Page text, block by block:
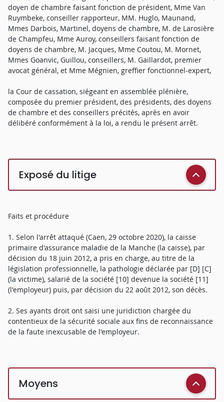
doyen de chambre faisant fonction de président, Mme Van
Ruymbeke, conseiller rapporteur, MM. Huglo, Maunand,
Mmes Darbois, Martinel, doyens de chambre, M. de Larosière
de Champfeu, Mme Auroy, conseillers faisant fonction de
doyens de chambre, M. Jacques, Mme Coutou, M. Mornet,
Mmes Goanvic, Guillou, conseillers, M. Gaillardot, premier
avocat général, et Mme Mégnien, greffier fonctionnel-expert,
la Cour de cassation, siégeant en assemblée plénière,
composée du premier président, des présidents, des doyens
de chambre et des conseillers précités, après en avoir
délibéré conformément à la loi, a rendu le présent arrêt.
Exposé du litige
Faits et procédure
1. Selon l'arrêt attaqué (Caen, 29 octobre 2020), la caisse
primaire d'assurance maladie de la Manche (la caisse), par
décision du 18 juin 2012, a pris en charge, au titre de la
législation professionnelle, la pathologie déclarée par [D] [C]
(la victime), salarié de la société [10] devenue la société [11]
(l'employeur) puis, par décision du 22 août 2012, son décès.
2. Ses ayants droit ont saisi une juridiction chargée du
contentieux de la sécurité sociale aux fins de reconnaissance
de la faute inexcusable de l'employeur.
Moyens